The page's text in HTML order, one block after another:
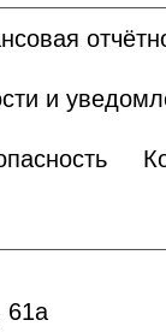
и
61а